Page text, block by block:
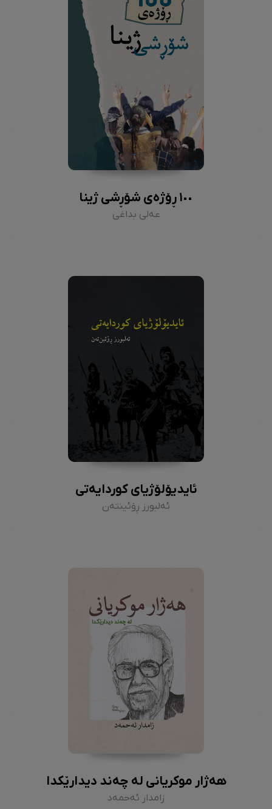
١٠٠ ڕۆژەی شۆڕشی ژینا
عەلی بداغی
ئایدیۆلۆژیای کوردایەتی
ئەلبورز ڕۆئینتەن
هەژار موکریانی لە چەند دیدارێکدا
زامدار ئەحمەد